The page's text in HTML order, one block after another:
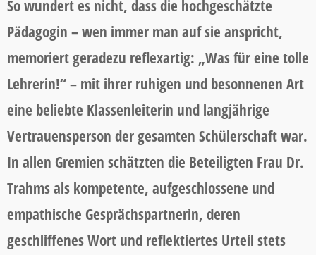
So wundert es nicht, dass die hochgeschätzte
Pädagogin – wen immer man auf sie anspricht,
memoriert geradezu reflexartig: „Was für eine tolle
Lehrerin!“ – mit ihrer ruhigen und besonnenen Art
eine beliebte Klassenleiterin und langjährige
Vertrauensperson der gesamten Schülerschaft war.
In allen Gremien schätzten die Beteiligten Frau Dr.
Trahms als kompetente, aufgeschlossene und
empathische Gesprächspartnerin, deren
geschliffenes Wort und reflektiertes Urteil stets